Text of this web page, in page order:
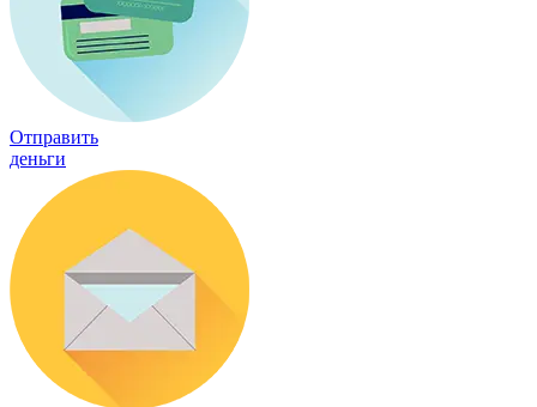
Отправить
деньги